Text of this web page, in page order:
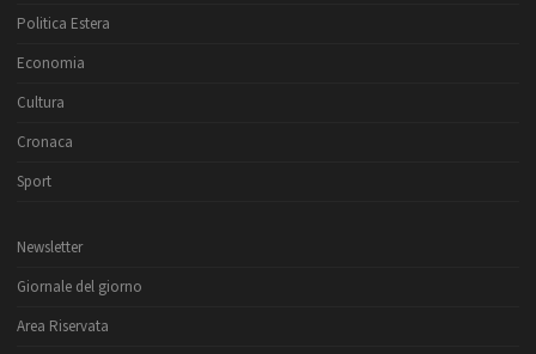
Politica Estera
Economia
Cultura
Cronaca
Sport
Newsletter
Giornale del giorno
Area Riservata